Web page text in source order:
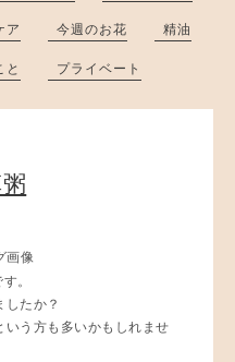
ア 今週のお花 精油
と プライベート
。
たか？
う方も多いかもしれませ